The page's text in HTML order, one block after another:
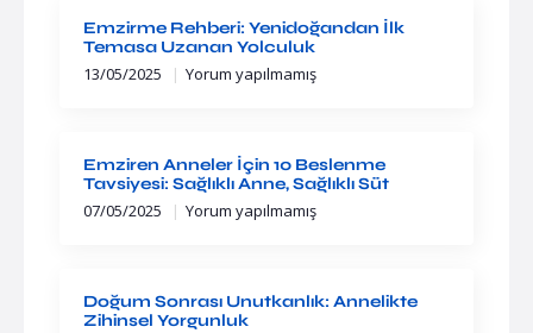
Emzirme Rehberi: Yenidoğandan İlk
Temasa Uzanan Yolculuk
13/05/2025 Yorum yapılmamış
Emziren Anneler İçin 10 Beslenme
Tavsiyesi: Sağlıklı Anne, Sağlıklı Süt
07/05/2025 Yorum yapılmamış
Doğum Sonrası Unutkanlık: Annelikte
Zihinsel Yorgunluk